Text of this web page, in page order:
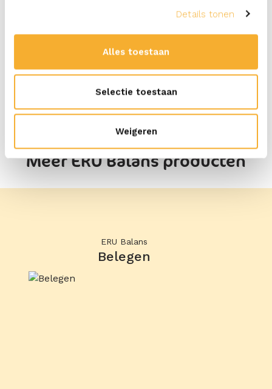
Details tonen
Alles toestaan
Selectie toestaan
Weigeren
Meer ERU Balans producten
ERU Balans
Belegen